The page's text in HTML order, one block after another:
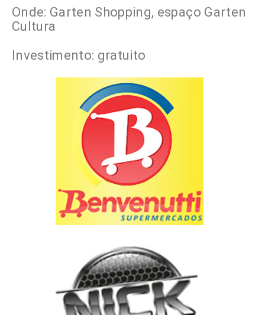
Onde: Garten Shopping, espaço Garten
Cultura
Investimento: gratuito